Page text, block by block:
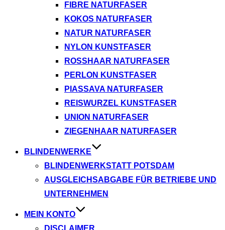
FIBRE NATURFASER
KOKOS NATURFASER
NATUR NATURFASER
NYLON KUNSTFASER
ROSSHAAR NATURFASER
PERLON KUNSTFASER
PIASSAVA NATURFASER
REISWURZEL KUNSTFASER
UNION NATURFASER
ZIEGENHAAR NATURFASER
BLINDENWERKE
BLINDENWERKSTATT POTSDAM
AUSGLEICHSABGABE FÜR BETRIEBE UND
UNTERNEHMEN
MEIN KONTO
DISCLAIMER